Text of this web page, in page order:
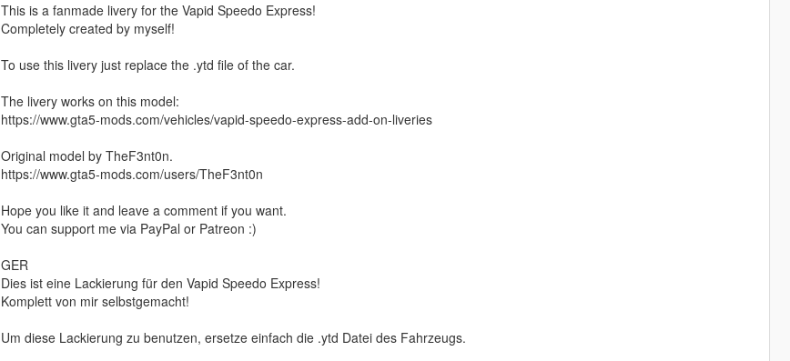
This is a fanmade livery for the Vapid Speedo Express!
Completely created by myself!
To use this livery just replace the .ytd file of the car.
The livery works on this model:
https://www.gta5-mods.com/vehicles/vapid-speedo-express-add-on-liveries
Original model by TheF3nt0n.
https://www.gta5-mods.com/users/TheF3nt0n
Hope you like it and leave a comment if you want.
You can support me via PayPal or Patreon :)
GER
Dies ist eine Lackierung für den Vapid Speedo Express!
Komplett von mir selbstgemacht!
Um diese Lackierung zu benutzen, ersetze einfach die .ytd Datei des Fahrzeugs.